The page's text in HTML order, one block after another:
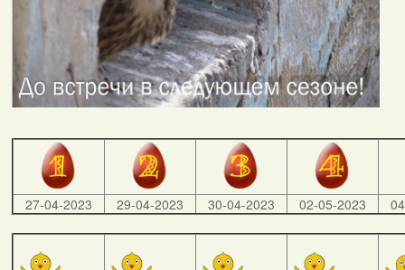
27-04-2023 29-04-2023 30-04-2023 02-05-2023